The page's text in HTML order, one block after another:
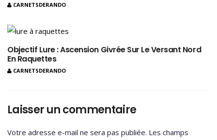
CARNETSDERANDO
Objectif Lure : Ascension Givrée Sur Le Versant Nord
En Raquettes
CARNETSDERANDO
Laisser un commentaire
Votre adresse e-mail ne sera pas publiée. Les champs